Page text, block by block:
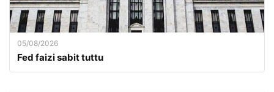
05/08/2026
Fed faizi sabit tuttu